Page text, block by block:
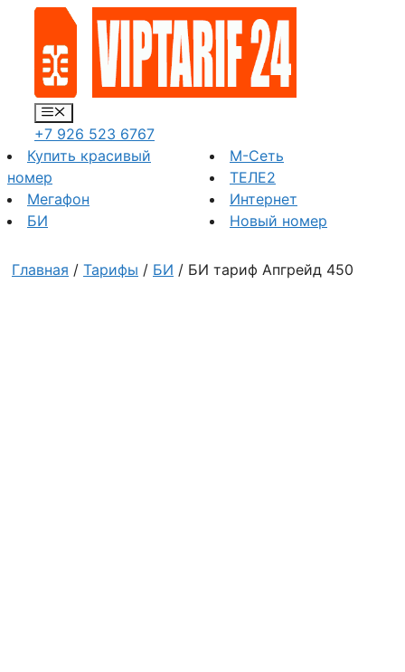
содержимому
Меню
+7 926 523 6767
Купить красивый
номер
Мегафон
БИ
М-Сеть
ТЕЛЕ2
Интернет
Новый номер
Главная / Тарифы / БИ / БИ тариф Апгрейд 450